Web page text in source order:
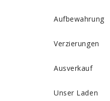
Aufbewahrung
Verzierungen
Ausverkauf
Unser Laden